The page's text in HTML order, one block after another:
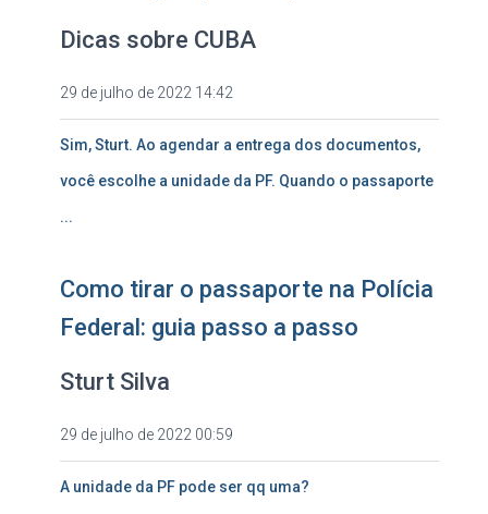
Dicas sobre CUBA
29 de julho de 2022 14:42
Sim, Sturt. Ao agendar a entrega dos documentos,
você escolhe a unidade da PF. Quando o passaporte
...
Como tirar o passaporte na Polícia
Federal: guia passo a passo
Sturt Silva
29 de julho de 2022 00:59
A unidade da PF pode ser qq uma?